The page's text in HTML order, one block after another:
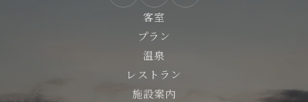
客室
プラン
温泉
レストラン
施設案内